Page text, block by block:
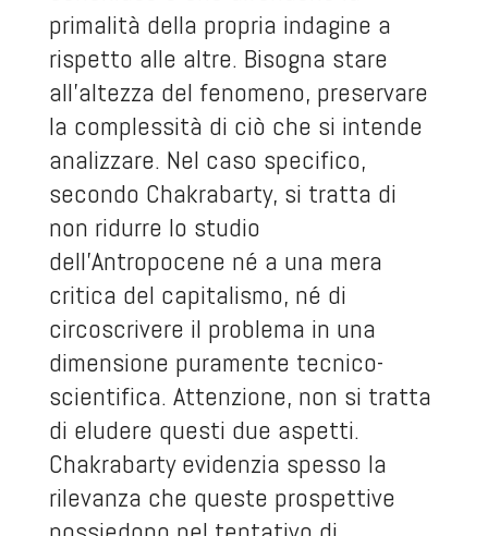
primalità della propria indagine a
rispetto alle altre. Bisogna stare
all’altezza del fenomeno, preservare
la complessità di ciò che si intende
analizzare. Nel caso specifico,
secondo Chakrabarty, si tratta di
non ridurre lo studio
dell’Antropocene né a una mera
critica del capitalismo, né di
circoscrivere il problema in una
dimensione puramente tecnico-
scientifica. Attenzione, non si tratta
di eludere questi due aspetti.
Chakrabarty evidenzia spesso la
rilevanza che queste prospettive